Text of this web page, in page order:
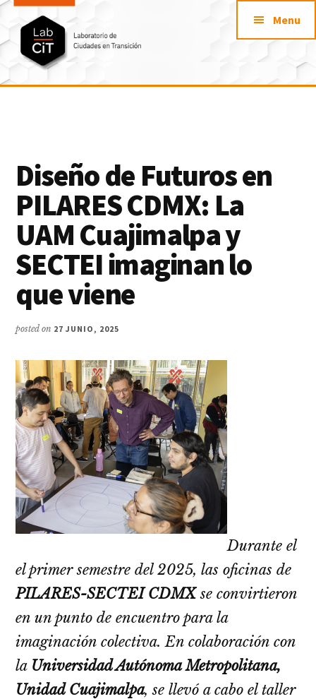
Saltar
contenido
principal
Saltar
la
barra
Skip
footer
Additional
menu
LabCit
Transición
Menu
Diseño de Futuros en
PILARES CDMX: La
UAM Cuajimalpa y
SECTEI imaginan lo
que viene
posted on 27 JUNIO, 2025
Durante el
el primer semestre del 2025, las oficinas de
PILARES-SECTEI CDMXse convirtieron
en un punto de encuentro para la
imaginación colectiva. En colaboración con
la Universidad Autónoma Metropolitana,
Unidad Cuajimalpa, se llevó a cabo el taller